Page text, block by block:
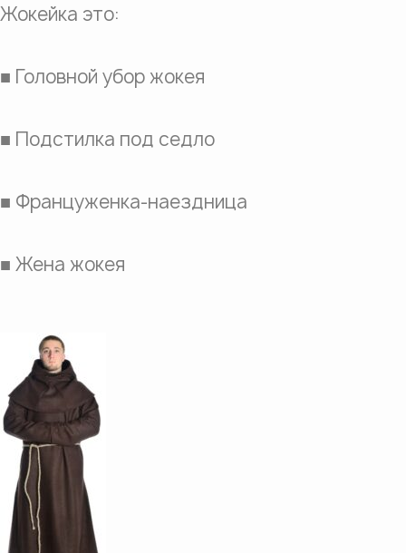
Жокейка это:
■ Головной убор жокея
■ Подстилка под седло
■ Француженка-наездница
■ Жена жокея